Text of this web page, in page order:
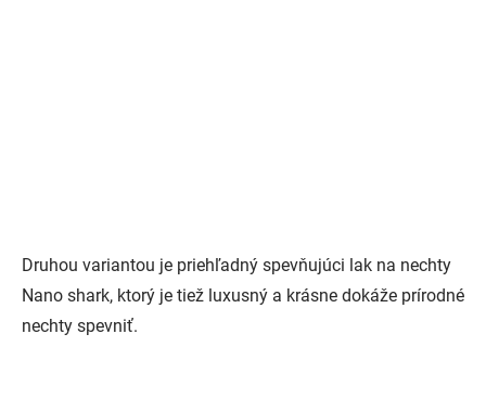
Druhou variantou je priehľadný spevňujúci lak na nechty
Nano shark, ktorý je tiež luxusný a krásne dokáže prírodné
nechty spevniť.